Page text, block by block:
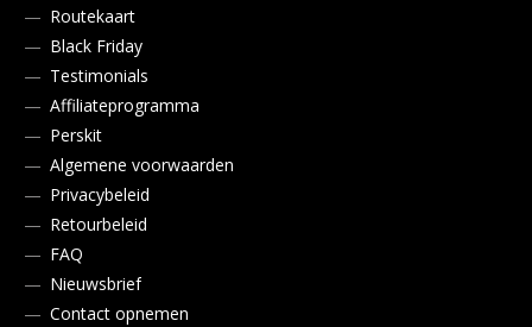
Routekaart
Black Friday
Testimonials
Affiliateprogramma
Perskit
Algemene voorwaarden
Privacybeleid
Retourbeleid
FAQ
Nieuwsbrief
Contact opnemen